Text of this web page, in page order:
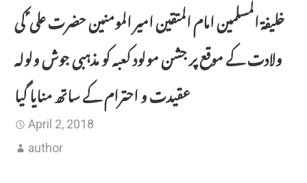
خلیفۃ المسلمین امام المتقین امیر المومنین حضرت علی ؑ کی
ولادت کے موقع پر جشن مولود کعبہ کو مذہبی جوش ولولہ
عقیدت و احترام کے ساتھ منایا گیا
April 2, 2018
author